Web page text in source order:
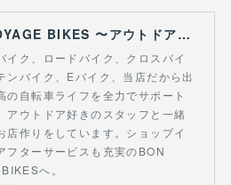
BON VOYAGE BIKES 〜アウトドアライフにつながる自転車専門店〜
イク、ロードバイク、クロスバイ
ンバイク、Eバイク、当店だから出
の自転車ライフを全力でサポート
アウトドア好きのスタッフと一緒
店作りをしています。ショップイ
フターサービスも充実のBON
へ。